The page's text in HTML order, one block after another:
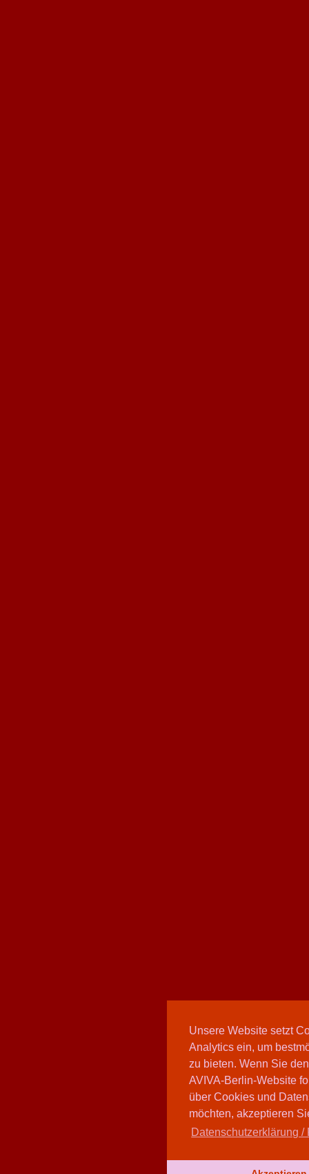
Unsere Website setzt
Analytics ein, um
zu bieten. Wenn Sie
AVIVA-Berlin-Website
über Cookies und
möchten, akzeptieren
Datenschutzerklärung /